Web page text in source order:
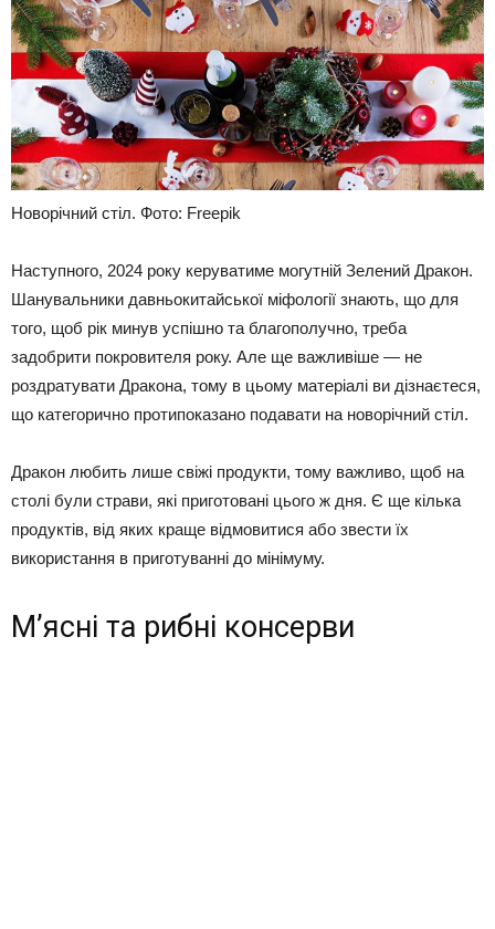
Новорічний стіл. Фото: Freepik
Наступного, 2024 року керуватиме могутній Зелений Дракон.
Шанувальники давньокитайської міфології знають, що для
того, щоб рік минув успішно та благополучно, треба
задобрити покровителя року. Але ще важливіше — не
роздратувати Дракона, тому в цьому матеріалі ви дізнаєтеся,
що категорично протипоказано подавати на новорічний стіл.
Дракон любить лише свіжі продукти, тому важливо, щоб на
столі були страви, які приготовані цього ж дня. Є ще кілька
продуктів, від яких краще відмовитися або звести їх
використання в приготуванні до мінімуму.
М’ясні та рибні консерви